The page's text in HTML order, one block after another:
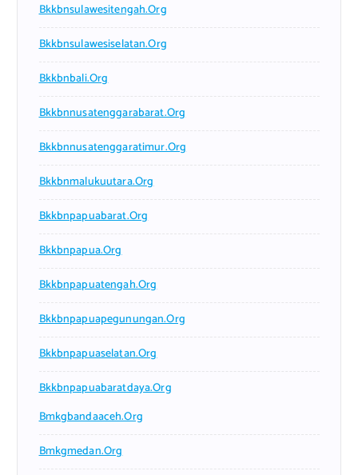
Bkkbnsulawesitengah.org
Bkkbnsulawesiselatan.org
Bkkbnbali.org
Bkkbnnusatenggarabarat.org
Bkkbnnusatenggaratimur.org
Bkkbnmalukuutara.org
Bkkbnpapuabarat.org
Bkkbnpapua.org
Bkkbnpapuatengah.org
Bkkbnpapuapegunungan.org
Bkkbnpapuaselatan.org
Bkkbnpapuabaratdaya.org
Bmkgbandaaceh.org
Bmkgmedan.org